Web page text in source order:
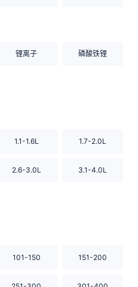
锂离子 磷酸铁锂
1.1-1.6L 1.7-2.0L
2.6-3.0L 3.1-4.0L
101-150 151-200